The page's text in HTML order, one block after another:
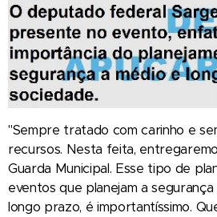
"Sempre tratado com carinho e
recursos. Nesta feita,
Guarda Municipal. Esse tipo de
eventos que planejam a
longo prazo, é importantíssimo.